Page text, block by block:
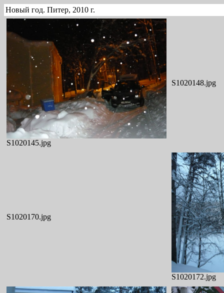
Новый год. Питер, 2010 г.
S1020145.jpg
S1020172.jpg